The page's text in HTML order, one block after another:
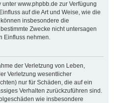
www.phpbb.de zur Verfügung
auf die Art und Weise, wie die
insbesondere die
Zwecke nicht untersagen
Einfluss nehmen.
der Verletzung von Leben,
Verletzung wesentlicher
nur für Schäden, die auf ein
Verhalten zurückzuführen sind.
wie insbesondere